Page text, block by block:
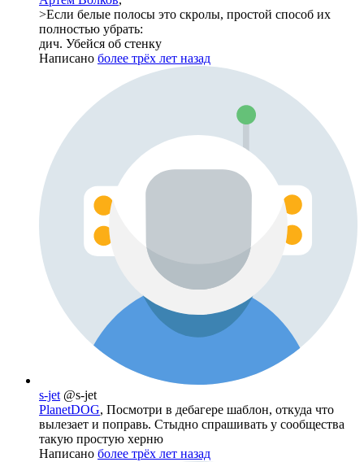
>Если белые полосы это скролы, простой способ их
полностью убрать:
дич. Убейся об стенку
Написано более трёх лет назад
s-jet @s-jet
PlanetDOG, Посмотри в дебагере шаблон, откуда что
вылезает и поправь. Стыдно спрашивать у сообщества
такую простую херню
Написано более трёх лет назад